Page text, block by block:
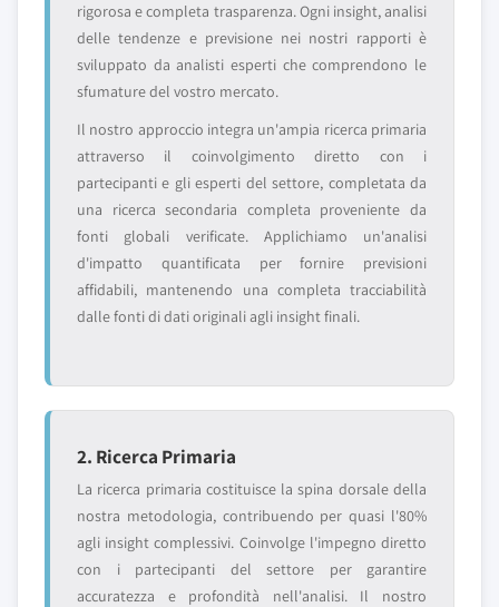
rigorosa e completa trasparenza. Ogni insight, analisi
delle tendenze e previsione nei nostri rapporti è
sviluppato da analisti esperti che comprendono le
sfumature del vostro mercato.
Il nostro approccio integra un'ampia ricerca primaria
attraverso il coinvolgimento diretto con i
partecipanti e gli esperti del settore, completata da
una ricerca secondaria completa proveniente da
fonti globali verificate. Applichiamo un'analisi
d'impatto quantificata per fornire previsioni
affidabili, mantenendo una completa tracciabilità
dalle fonti di dati originali agli insight finali.
2. Ricerca Primaria
La ricerca primaria costituisce la spina dorsale della
nostra metodologia, contribuendo per quasi l'80%
agli insight complessivi. Coinvolge l'impegno diretto
con i partecipanti del settore per garantire
accuratezza e profondità nell'analisi. Il nostro